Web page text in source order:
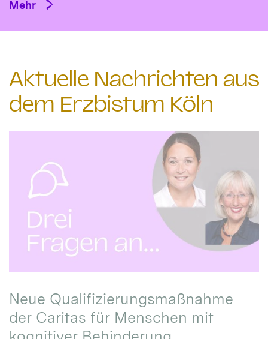
Mehr
Aktuelle Nachrichten aus
dem Erzbistum Köln
Neue Qualifizierungsmaßnahme
der Caritas für Menschen mit